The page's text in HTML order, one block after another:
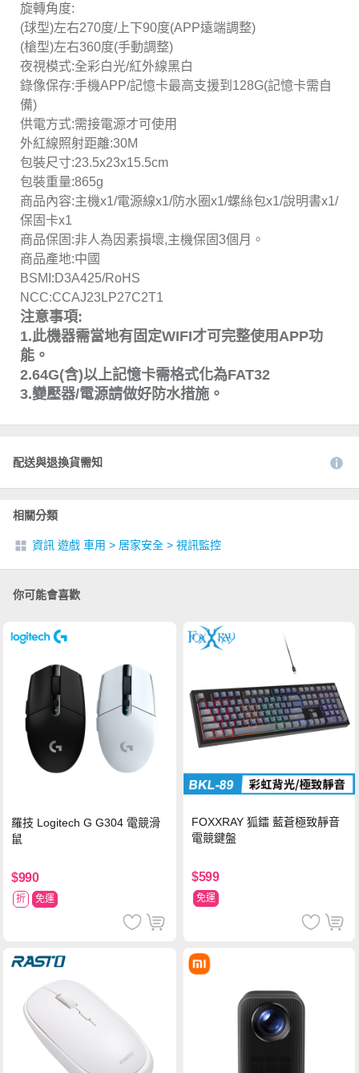
旋轉角度:
(球型)左右270度/上下90度(APP遠端調整)
(槍型)左右360度(手動調整)
夜視模式:全彩白光/紅外線黑白
錄像保存:手機APP/記憶卡最高支援到128G(記憶卡需自
備)
供電方式:需接電源才可使用
外紅線照射距離:30M
包裝尺寸:23.5x23x15.5cm
包裝重量:865g
商品內容:主機x1/電源線x1/防水圈x1/螺絲包x1/說明書x1/
保固卡x1
商品保固:非人為因素損壞,主機保固3個月。
商品產地:中國
BSMI:D3A425/RoHS
NCC:CCAJ23LP27C2T1
注意事項:
1.此機器需當地有固定WIFI才可完整使用APP功
能。
2.64G(含)以上記憶卡需格式化為FAT32
3.變壓器/電源請做好防水措施。
配送與退換貨需知
相關分類
資訊 遊戲 車用 > 居家安全 > 視訊監控
你可能會喜歡
羅技 Logitech G G304 電競滑
鼠
$990
折 免運
FOXXRAY 狐鐳 藍蒼極致靜音
電競鍵盤
$599
免運